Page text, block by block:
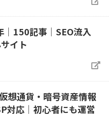
｜150記事｜SEO流入
イト
想通貨・暗号資産情報
対応｜初心者にも運営